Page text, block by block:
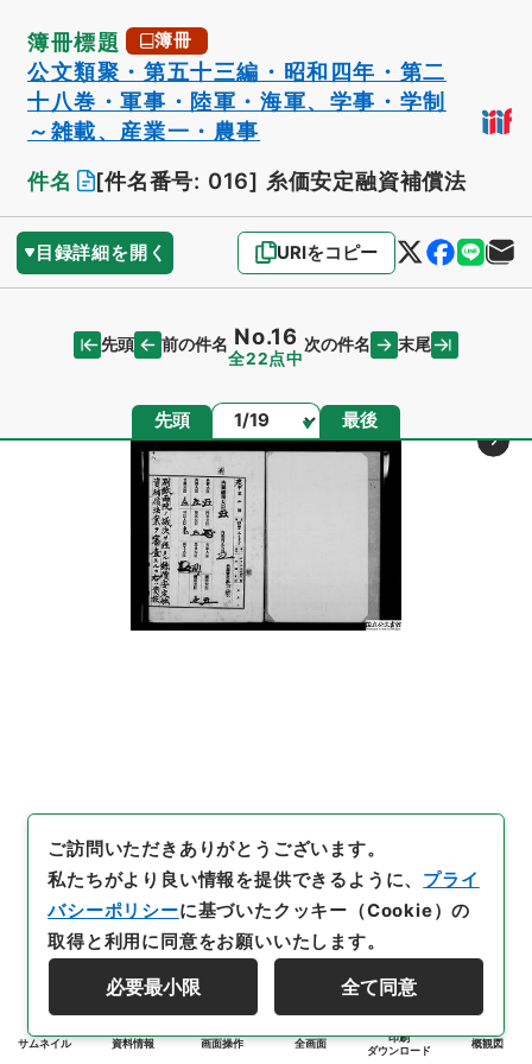
簿冊標題 簿冊
公文類聚・第五十三編・昭和四年・第二
十八巻・軍事・陸軍・海軍、学事・学制
～雑載、産業一・農事
件名
[件名番号: 016] 糸価安定融資補償法
目録詳細を開く URIをコピー
先頭 前の件名 No.16
全22点中
次の件名 末尾
先頭 ページ 最後
サムネイル 資料情報 画面操作 全画面
印刷
ダウンロード
概観図
ご訪問いただきありがとうございます。
私たちがより良い情報を提供できるように、 プライ
バシーポリシーに基づいたクッキー（Cookie）の
取得と利用に同意をお願いいたします。
必要最小限 全て同意